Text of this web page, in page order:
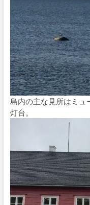
島内の主な見所はミュ
灯台。